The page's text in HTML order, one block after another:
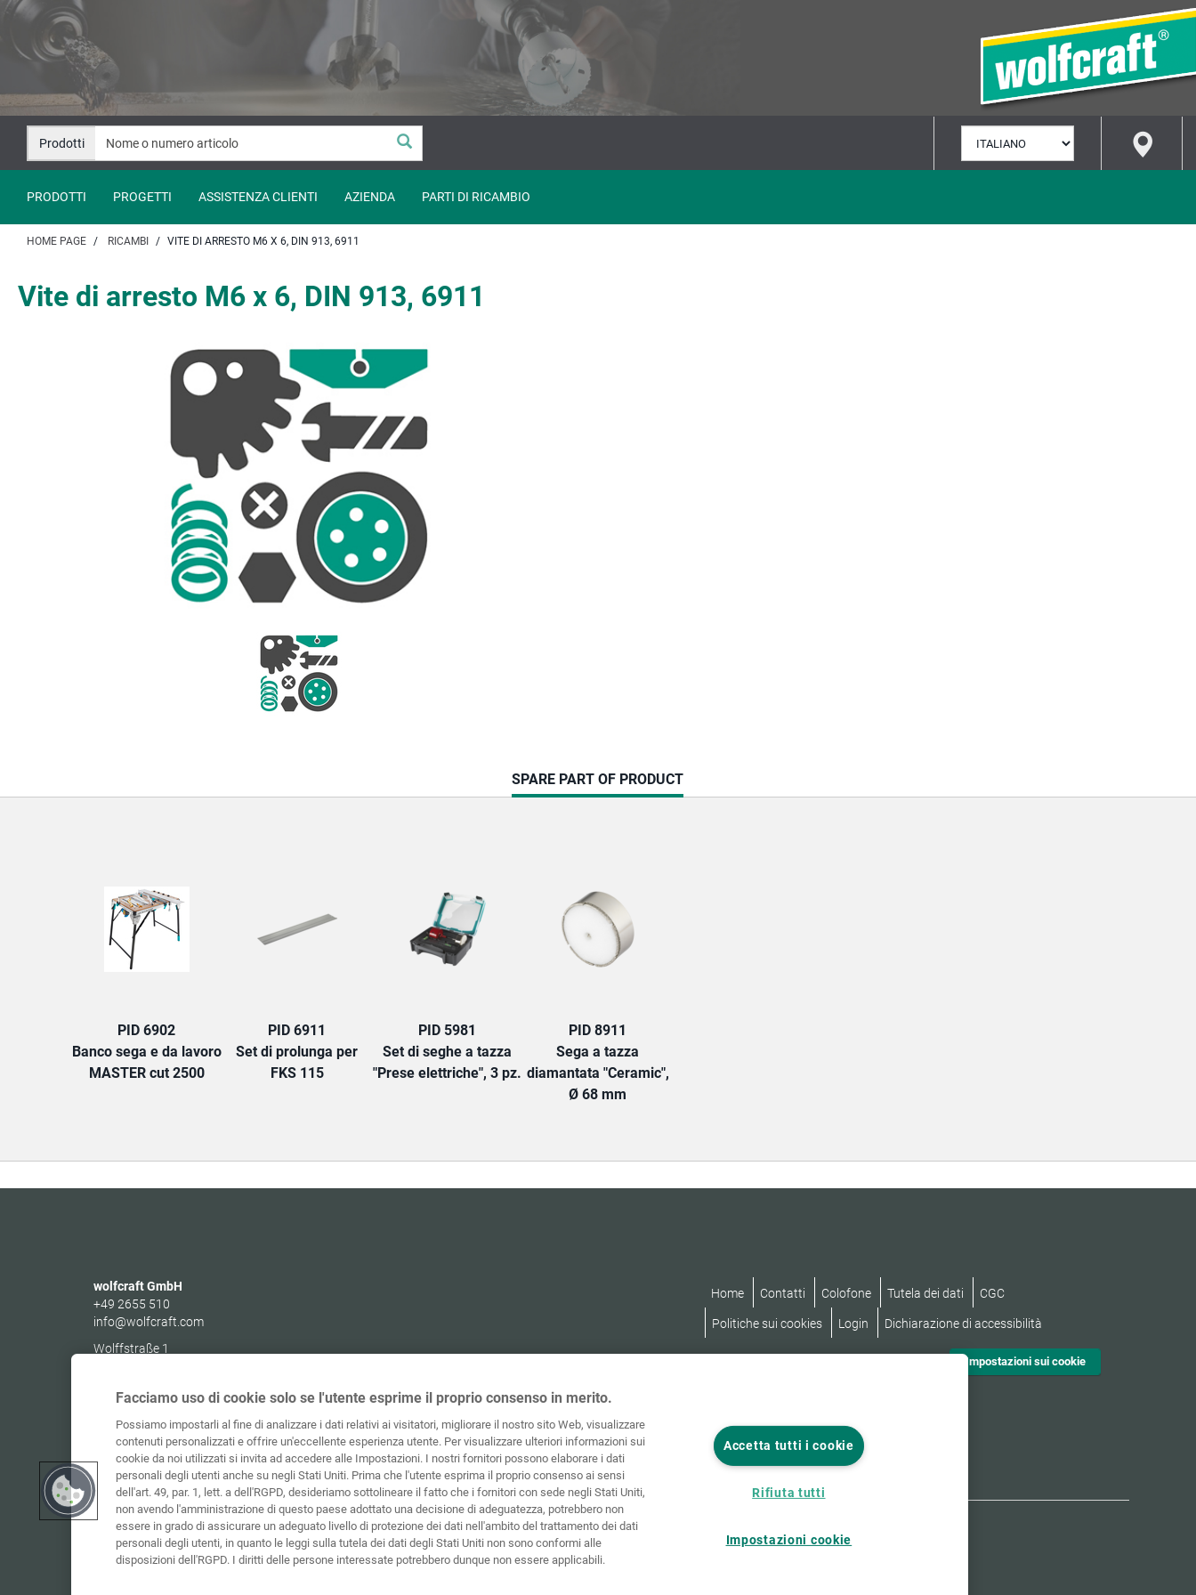
Salta
contenuto
Salta
navigazione
Prodotti
LINGUA
PRODOTTI PROGETTI ASSISTENZA CLIENTI AZIENDA PARTI DI RICAMBIO
HOME PAGE RICAMBI VITE DI ARRESTO M6 X 6, DIN 913, 6911
Vite di arresto M6 x 6, DIN 913, 6911
CURRENT
TAB:
SPARE PART OF PRODUCT
PID 6902
Banco sega e da lavoro
MASTER cut 2500
PID 6911
Set di prolunga per
FKS 115
PID 5981
Set di seghe a tazza
"Prese elettriche", 3 pz.
PID 8911
Sega a tazza
diamantata "Ceramic",
Ø 68 mm
wolfcraft GmbH
+49 2655 510
info@wolfcraft.com
Wolffstraße 1
Home Contatti Colofone Tutela dei dati CGC
Politiche sui cookies Login Dichiarazione di accessibilità
Impostazioni sui cookie
Facciamo uso di cookie solo se l'utente esprime il proprio consenso in merito.
Possiamo impostarli al fine di analizzare i dati relativi ai visitatori, migliorare il nostro sito Web, visualizzare
contenuti personalizzati e offrire un'eccellente esperienza utente. Per visualizzare ulteriori informazioni sui
cookie da noi utilizzati si invita ad accedere alle Impostazioni. I nostri fornitori possono elaborare i dati
personali degli utenti anche su negli Stati Uniti. Prima che l'utente esprima il proprio consenso ai sensi
dell'art. 49, par. 1, lett. a dell'RGPD, desideriamo sottolineare il fatto che i fornitori con sede negli Stati Uniti,
non avendo l'amministrazione di questo paese adottato una decisione di adeguatezza, potrebbero non
essere in grado di assicurare un adeguato livello di protezione dei dati nell'ambito del trattamento dei dati
personali degli utenti, in quanto le leggi sulla tutela dei dati degli Stati Uniti non sono conformi alle
disposizioni dell'RGPD. I diritti delle persone interessate potrebbero dunque non essere applicabili.
Accetta tutti i cookie
Rifiuta tutti
Impostazioni cookie